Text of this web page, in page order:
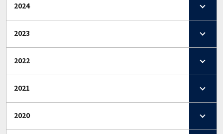
2024
2023
2022
2021
2020